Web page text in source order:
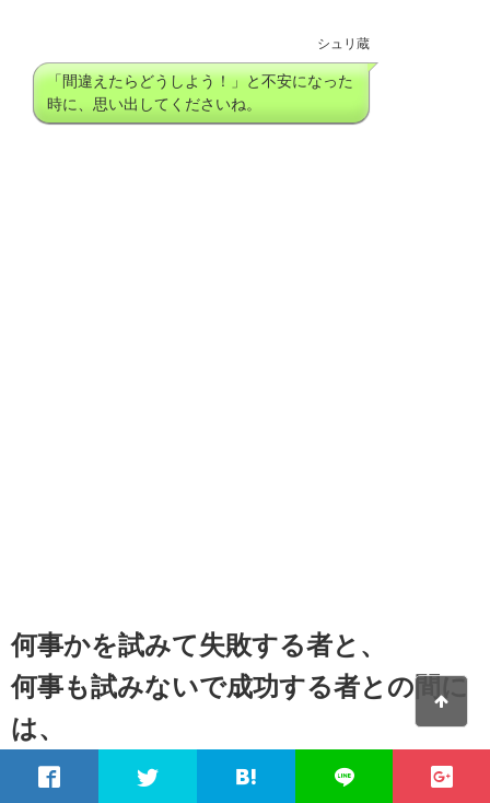
シュリ蔵
「間違えたらどうしよう！」と不安になった
時に、思い出してくださいね。
何事かを試みて失敗する者と、
何事も試みないで成功する者との間に
は、
測り知れない相違がある。